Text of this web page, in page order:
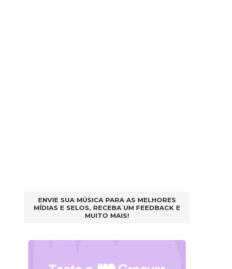
ENVIE SUA MÚSICA PARA AS MELHORES
MÍDIAS E SELOS, RECEBA UM FEEDBACK E
MUITO MAIS!